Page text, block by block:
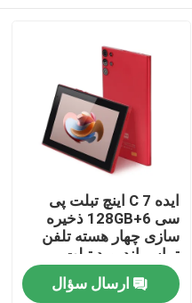
ایده C 7 اینچ تبلت پی
سی 6+128GB ذخیره
سازی چهار هسته تلفن
تماس اندروید تبلت
پشتیبانی برای نوجوانان
سرگرمی CM522ارسال سؤال